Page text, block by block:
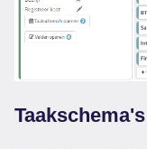
Taakschema's